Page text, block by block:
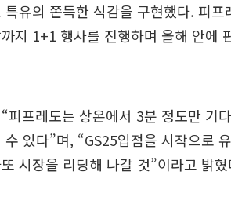
유의 쫀득한 식감을 구현했다. 피
지 1+1 행사를 진행하며 올해 안에
피프레도는 상온에서 3분 정도만 기
있다”며, “GS25입점을 시작으로
시장을 리딩해 나갈 것”이라고 밝